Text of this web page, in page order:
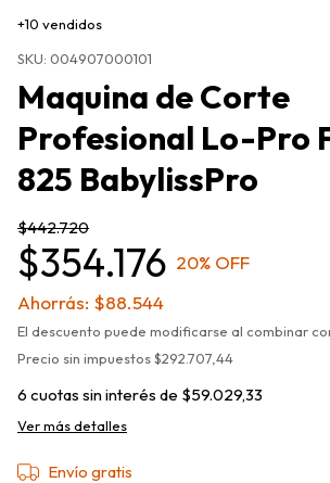
+10 vendidos
SKU: 004907000101
Maquina de Corte
Profesional Lo-Pro
825 BabylissPro
$442.720
$354.176 20% OFF
Ahorrás: $88.544
El descuento puede modificarse al combinar
Precio sin impuestos$292.707,44
6 cuotas sin interés de $59.029,33
Ver más detalles
Envío gratis